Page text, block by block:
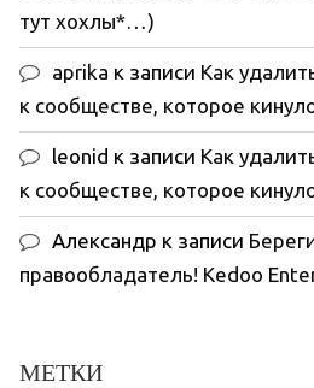
тут хохлы*…)
aprika к записи Как
к сообществе, которое
leonid к записи Как
к сообществе, которое
Александр к записи
правообладатель! Kedoo
МЕТКИ